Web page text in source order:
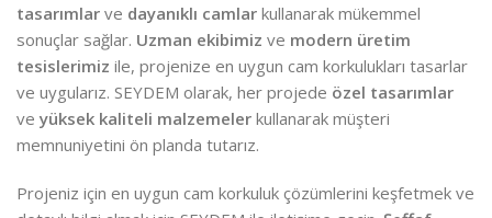
tasarımlar ve dayanıklı camlar kullanarak mükemmel
sonuçlar sağlar. Uzman ekibimiz ve modern üretim
tesislerimiz ile, projenize en uygun cam korkulukları tasarlar
ve uygularız. SEYDEM olarak, her projede özel tasarımlar
ve yüksek kaliteli malzemeler kullanarak müşteri
memnuniyetini ön planda tutarız.
Projeniz için en uygun cam korkuluk çözümlerini keşfetmek ve